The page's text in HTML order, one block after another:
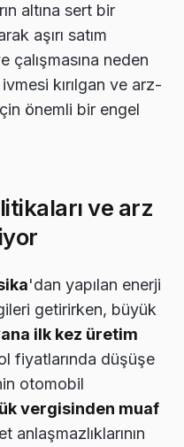
altına sert bir
aşırı satım
çalışmasına neden
kırılgan ve arz-
önemli bir engel
ve arz
'dan yapılan enerji
getirirken, büyük
ilk kez üretim
fiyatlarında düşüşe
otomobil
vergisinden muaf
anlaşmazlıklarının